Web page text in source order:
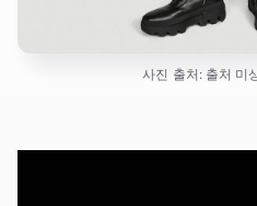
사진 출처: 출처 미